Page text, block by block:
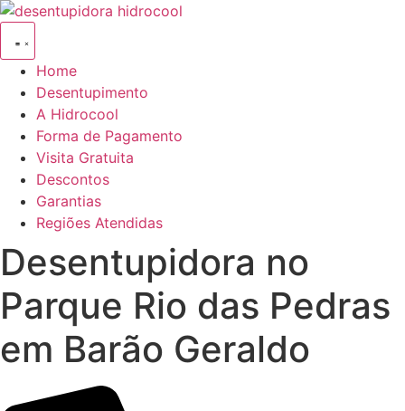
Ir
o
conteúdo
Home
Desentupimento
A Hidrocool
Forma de Pagamento
Visita Gratuita
Descontos
Garantias
Regiões Atendidas
Desentupidora no
Parque Rio das Pedras
em Barão Geraldo